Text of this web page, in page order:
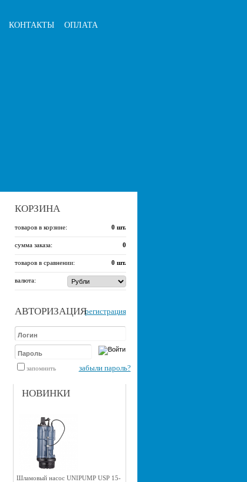
КОНТАКТЫ ОПЛАТА
КОРЗИНА
товаров в корзине: 0 шт.
сумма заказа: 0
товаров в сравнении: 0 шт.
валюта:
АВТОРИЗАЦИЯрегистрация
запомнить забыли пароль?
НОВИНКИ
Шламовый насос UNIPUMP USP 15-